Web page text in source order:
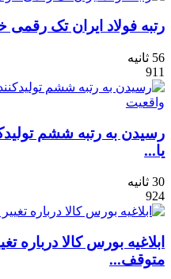
رتبه فولاد ایران تک‌ رقمی
56 ثانیه
911
رسیدن به رتبه ششم
یا...
30 ثانیه
924
ابلاغیه بورس کالا درباره
متوقف...